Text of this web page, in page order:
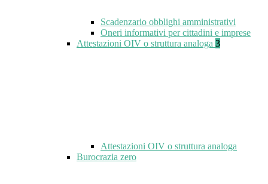
Scadenzario obblighi amministrativi
Oneri informativi per cittadini e imprese
Attestazioni OIV o struttura analoga 3
Attestazioni OIV o struttura analoga
Burocrazia zero